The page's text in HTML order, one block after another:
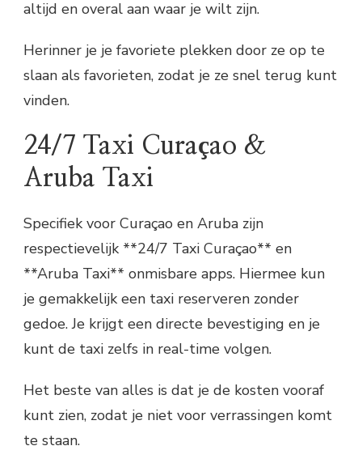
altijd en overal aan waar je wilt zijn.
Herinner je je favoriete plekken door ze op te
slaan als favorieten, zodat je ze snel terug kunt
vinden.
24/7 Taxi Curaçao &
Aruba Taxi
Specifiek voor Curaçao en Aruba zijn
respectievelijk **24/7 Taxi Curaçao** en
**Aruba Taxi** onmisbare apps. Hiermee kun
je gemakkelijk een taxi reserveren zonder
gedoe. Je krijgt een directe bevestiging en je
kunt de taxi zelfs in real-time volgen.
Het beste van alles is dat je de kosten vooraf
kunt zien, zodat je niet voor verrassingen komt
te staan.